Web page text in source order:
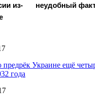
из-
неудобный
Украине ещё
года